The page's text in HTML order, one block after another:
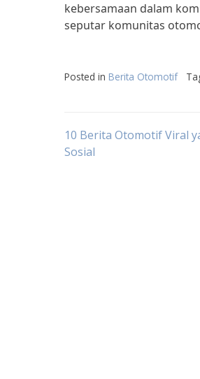
kebersamaan dalam
seputar komunitas
Posted in Berita Otomotif
Post
10 Berita Otomotif Viral
Sosial